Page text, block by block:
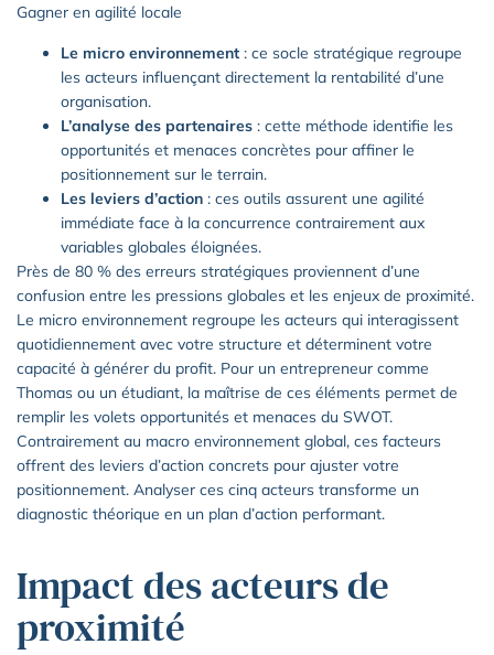
Gagner en agilité locale
Le micro environnement : ce socle stratégique regroupe
les acteurs influençant directement la rentabilité d’une
organisation.
L’analyse des partenaires : cette méthode identifie les
opportunités et menaces concrètes pour affiner le
positionnement sur le terrain.
Les leviers d’action : ces outils assurent une agilité
immédiate face à la concurrence contrairement aux
variables globales éloignées.
Près de 80 % des erreurs stratégiques proviennent d’une
confusion entre les pressions globales et les enjeux de proximité.
Le micro environnement regroupe les acteurs qui interagissent
quotidiennement avec votre structure et déterminent votre
capacité à générer du profit. Pour un entrepreneur comme
Thomas ou un étudiant, la maîtrise de ces éléments permet de
remplir les volets opportunités et menaces du SWOT.
Contrairement au macro environnement global, ces facteurs
offrent des leviers d’action concrets pour ajuster votre
positionnement. Analyser ces cinq acteurs transforme un
diagnostic théorique en un plan d’action performant.
Impact des acteurs de
proximité